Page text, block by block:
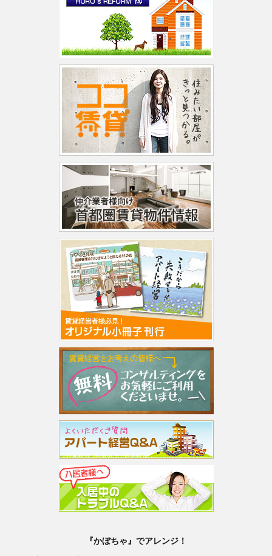
『かぼちゃ』でアレンジ！